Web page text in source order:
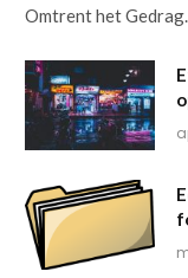
Omtrent het